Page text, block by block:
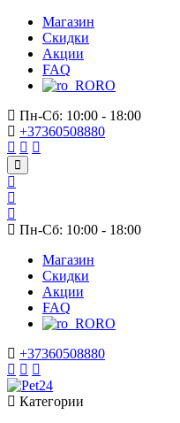
Магазин
Скидки
Акции
FAQ
RO
Пн-Сб: 10:00 - 18:00
+37360508880
Пн-Сб: 10:00 - 18:00
Магазин
Скидки
Акции
FAQ
RO
+37360508880
Категории